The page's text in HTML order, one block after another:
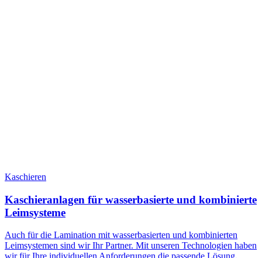
Kaschieren
Kaschieranlagen für wasserbasierte und kombinierte
Leimsysteme
Auch für die Lamination mit wasserbasierten und kombinierten
Leimsystemen sind wir Ihr Partner. Mit unseren Technologien haben